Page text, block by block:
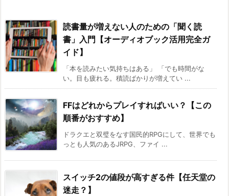
読書量が増えない人のための「聞く読
書」入門【オーディオブック活用完全ガ
イド】
「本を読みたい気持ちはある」 「でも時間がな
い。目も疲れる。積読ばかりが増えてい ...
FFはどれからプレイすればいい？【この
順番がおすすめ】
ドラクエと双璧をなす国民的RPGにして、世界でも
っとも人気のあるJRPG、ファイ ...
スイッチ2の値段が高すぎる件【任天堂の
迷走？】